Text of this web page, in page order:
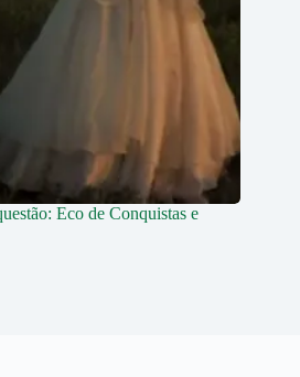
Eco de Conquistas e